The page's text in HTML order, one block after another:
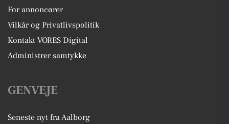
For annoncører
Vilkår og Privatlivspolitik
Kontakt VORES Digital
Administrer samtykke
GENVEJE
Seneste nyt fra Aalborg